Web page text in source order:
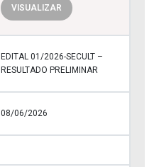
VISUALIZAR
EDITAL 01/2026-SECULT –
RESULTADO PRELIMINAR
08/06/2026